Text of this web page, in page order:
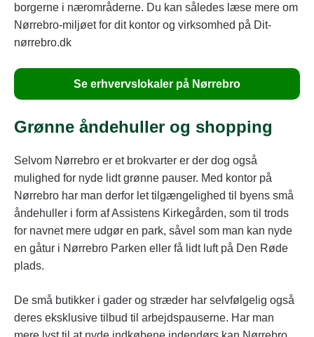
borgerne i nærområderne. Du kan således læse mere om
Nørrebro-miljøet for dit kontor og virksomhed på Dit-
nørrebro.dk
Se erhvervslokaler på Nørrebro
Grønne åndehuller og shopping
Selvom Nørrebro er et brokvarter er der dog også
mulighed for nyde lidt grønne pauser. Med kontor på
Nørrebro har man derfor let tilgængelighed til byens små
åndehuller i form af Assistens Kirkegården, som til trods
for navnet mere udgør en park, såvel som man kan nyde
en gåtur i Nørrebro Parken eller få lidt luft på Den Røde
plads.
De små butikker i gader og stræder har selvfølgelig også
deres eksklusive tilbud til arbejdspauserne. Har man